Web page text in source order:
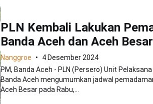
PLN Kembali Lakukan
Banda Aceh dan Aceh Besar
Nanggroe
4 Desember 2024
PM, Banda Aceh - PLN (Persero) Unit
Banda Aceh mengumumkan jadwal
Aceh Besar pada Rabu,...